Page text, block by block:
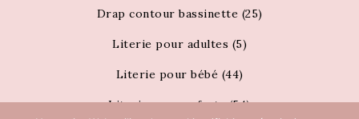
Drap contour bassinette (25)
Literie pour adultes (5)
Literie pour bébé (44)
Literie pour enfants (54)